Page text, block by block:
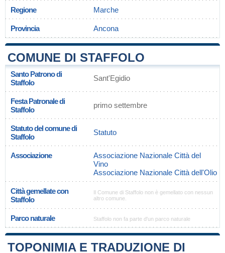
Regione Marche
Provincia Ancona
COMUNE DI STAFFOLO
Santo Patrono di
Staffolo
Sant'Egidio
Festa Patronale di
Staffolo
primo settembre
Statuto del comune di
Staffolo
Statuto
Associazione
Associazione Nazionale Città del
Vino
Associazione Nazionale Città dell'Olio
Città gemellate con
Staffolo
Il Comune di Staffolo non è gemellato con nessun
altro comune.
Parco naturale Staffolo non fa parte d'un parco naturale
TOPONIMIA E TRADUZIONE DI